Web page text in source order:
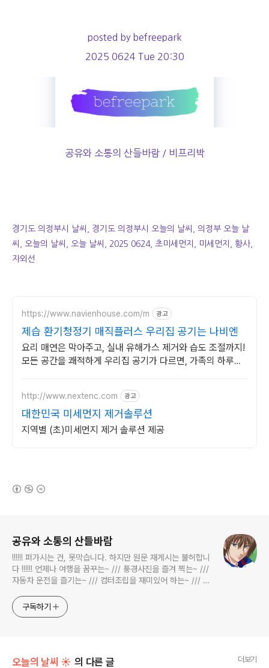
posted by befreepark
2025 0624 Tue 20:30
공유와 소통의 산들바람 / 비프리박
경기도 의정부시 날씨, 경기도 의정부시 오늘의 날씨, 의정부 오늘 날
씨, 오늘의 날씨, 오늘 날씨, 2025 0624, 초미세먼지, 미세먼지, 황사,
자외선
https://www.navienhouse.com/m 광고
제습 환기청정기 매직플러스 우리집 공기는 나비엔
요리 매연은 막아주고, 실내 유해가스 제거와 습도 조절까지!
모든 공간을 쾌적하게 우리집 공기가 다르면, 가족의 하루도
http://www.nextenc.com 광고
대한민국 미세먼지 제거솔루션
지역별 (초)미세먼지 제거 솔루션 제공
공유와 소통의 산들바람
!!!!!! 퍼가시는 건, 못막습니다. 하지만 원문 재게시는 불허합니
다 !!!!!! 언제나 여행을 꿈꾸는~ /// 풍경사진을 즐겨 찍는~ ///
자동차 운전을 즐기는~ /// 컴터조립을 재미있어 하는~ /// 고
식하는 미드가 있는~ /// 사회적 이슈에 발언하는~ 不老巨
구독하기
오늘의 날씨 ☀ 의 다른 글 더보기